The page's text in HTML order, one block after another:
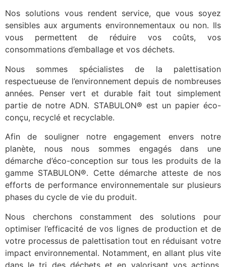
Nos solutions vous rendent service, que vous soyez
sensibles aux arguments environnementaux ou non. Ils
vous permettent de réduire vos coûts, vos
consommations d’emballage et vos déchets.
Nous sommes spécialistes de la palettisation
respectueuse de l’environnement depuis de nombreuses
années. Penser vert et durable fait tout simplement
partie de notre ADN. STABULON® est un papier éco-
conçu, recyclé et recyclable.
Afin de souligner notre engagement envers notre
planète, nous nous sommes engagés dans une
démarche d’éco-conception sur tous les produits de la
gamme STABULON®. Cette démarche atteste de nos
efforts de performance environnementale sur plusieurs
phases du cycle de vie du produit.
Nous cherchons constamment des solutions pour
optimiser l’efficacité de vos lignes de production et de
votre processus de palettisation tout en réduisant votre
impact environnemental. Notamment, en allant plus vite
dans le tri des déchets et en valorisant vos actions.